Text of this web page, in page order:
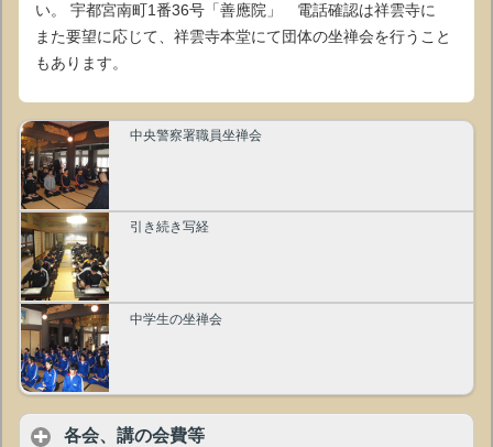
い。 宇都宮南町1番36号「善應院」 電話確認は祥雲寺に
また要望に応じて、祥雲寺本堂にて団体の坐禅会を行うこと
もあります。
中央警察署職員坐禅会
引き続き写経
中学生の坐禅会
各会、講の会費等